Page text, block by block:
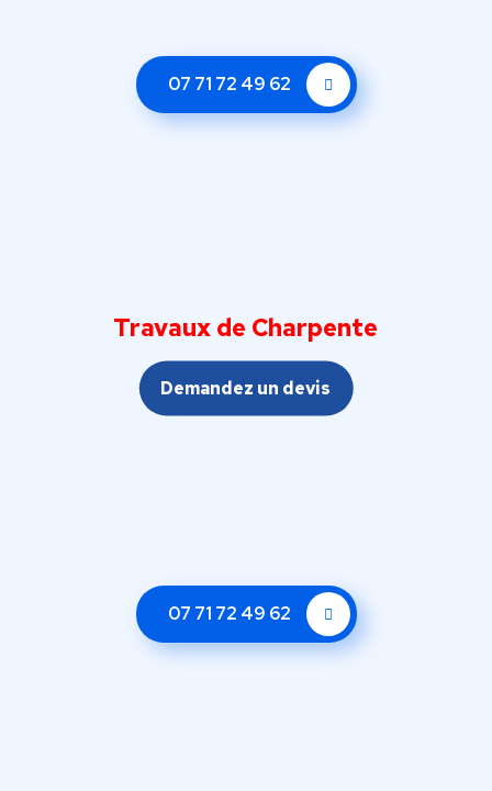
07 71 72 49 62
Travaux de Charpente
Demandez un devis
07 71 72 49 62